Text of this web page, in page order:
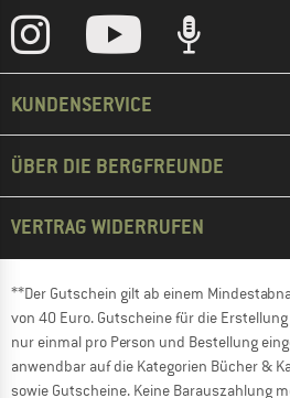
KUNDENSERVICE
ÜBER DIE BERGFREUNDE
VERTRAG WIDERRUFEN
**Der Gutschein gilt ab einem
von 40 Euro. Gutscheine für die
nur einmal pro Person und Bestellung
anwendbar auf die Kategorien Bücher &
sowie Gutscheine. Keine Barauszahlung